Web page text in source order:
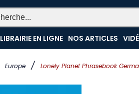
Europe / Lonely Planet Phrasebook
LIBRAIRIE EN LIGNE NOS ARTICLES